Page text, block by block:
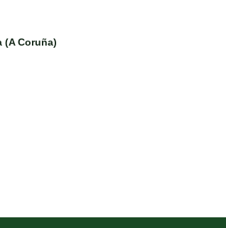
(A Coruña)